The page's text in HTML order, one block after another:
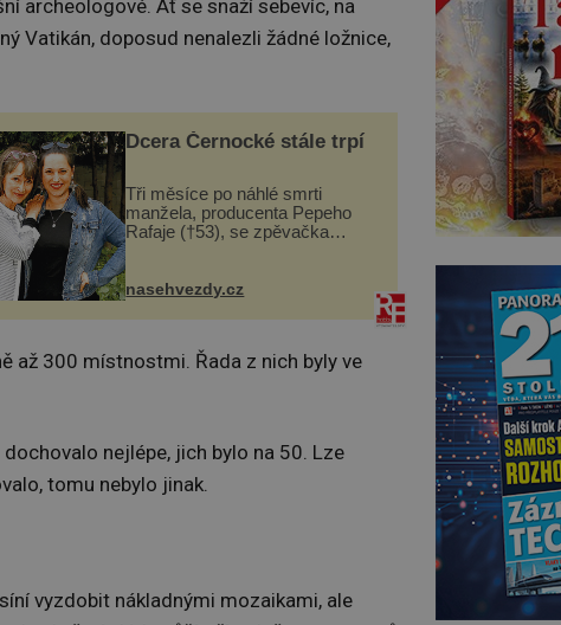
archeologové. Ať se snaží sebevíc, na
Vatikán, doposud nenalezli žádné ložnice,
Dcera Černocké stále trpí
Tři měsíce po náhlé smrti
manžela, producenta Pepeho
Rafaje (†53), se zpěvačka
ozvala veřejnosti. Na sociální
nasehvezdy.cz
až 300 místnostmi. Řada z nich byly ve
nejlépe, jich bylo na 50. Lze
tomu nebylo jinak.
vyzdobit nákladnými mozaikami, ale